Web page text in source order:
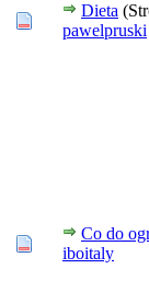
Dieta
pawelpruski
Co do
iboitaly